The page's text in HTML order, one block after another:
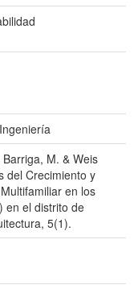
M. & Weis
del Crecimiento y
en los
en el distrito de
5(1).